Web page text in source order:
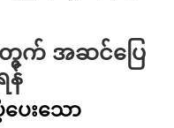
တွက် အဆင်ပြေ
န်
ေးသော